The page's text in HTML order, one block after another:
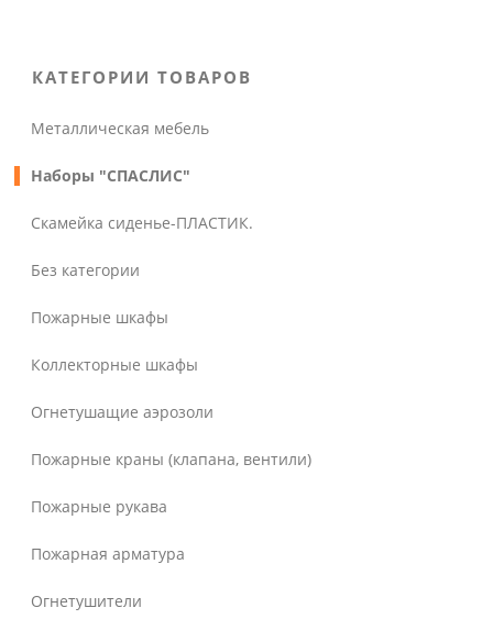
КАТЕГОРИИ ТОВАРОВ
Металлическая мебель
Наборы "СПАСЛИС"
Скамейка сиденье-ПЛАСТИК.
Без категории
Пожарные шкафы
Коллекторные шкафы
Огнетушащие аэрозоли
Пожарные краны (клапана, вентили)
Пожарные рукава
Пожарная арматура
Огнетушители